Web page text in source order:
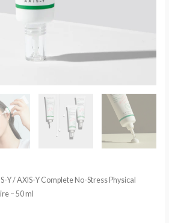
Y/ AXIS-Y Complete No-Stress Physical
– 50 ml